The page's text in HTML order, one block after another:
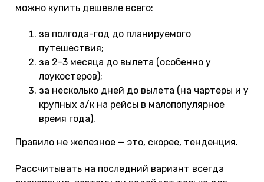
можно купить дешевле всего:
за полгода-год до планируемого
путешествия;
за 2-3 месяца до вылета (особенно у
лоукостеров);
за несколько дней до вылета (на чартеры и у
крупных а/к на рейсы в малопопулярное
время года).
Правило не железное — это, скорее, тенденция.
Рассчитывать на последний вариант всегда